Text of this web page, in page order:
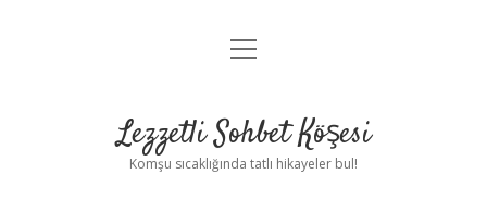
Anasayfa
Yasal Uyarı
menüyü
Lezzetli Sohbet Köşesi
Komşu sıcaklığında tatlı hikayeler bul!